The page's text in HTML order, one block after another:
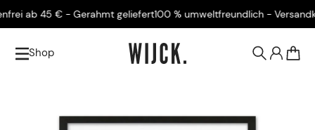
ab 45 € - Gerahmt geliefert100 % umweltfreundlich -
Shop